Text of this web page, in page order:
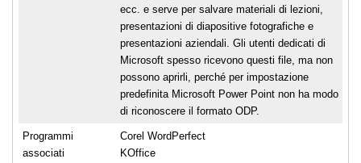
ecc. e serve per salvare materiali di lezioni,
presentazioni di diapositive fotografiche e
presentazioni aziendali. Gli utenti dedicati di
Microsoft spesso ricevono questi file, ma non
possono aprirli, perché per impostazione
predefinita Microsoft Power Point non ha modo
di riconoscere il formato ODP.
Programmi
associati
Corel WordPerfect
KOffice